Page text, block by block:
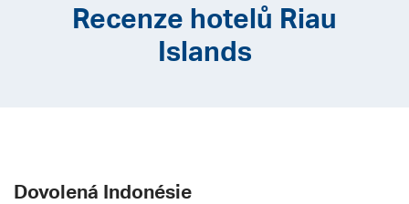
Recenze hotelů Riau
Islands
Dovolená Indonésie